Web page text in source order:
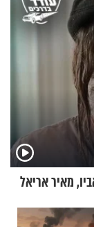
מאיר אריאל